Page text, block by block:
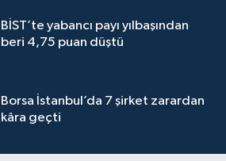
BİST’te yabancı payı yılbaşından
beri 4,75 puan düştü
Borsa İstanbul’da 7 şirket zarardan
kâra geçti